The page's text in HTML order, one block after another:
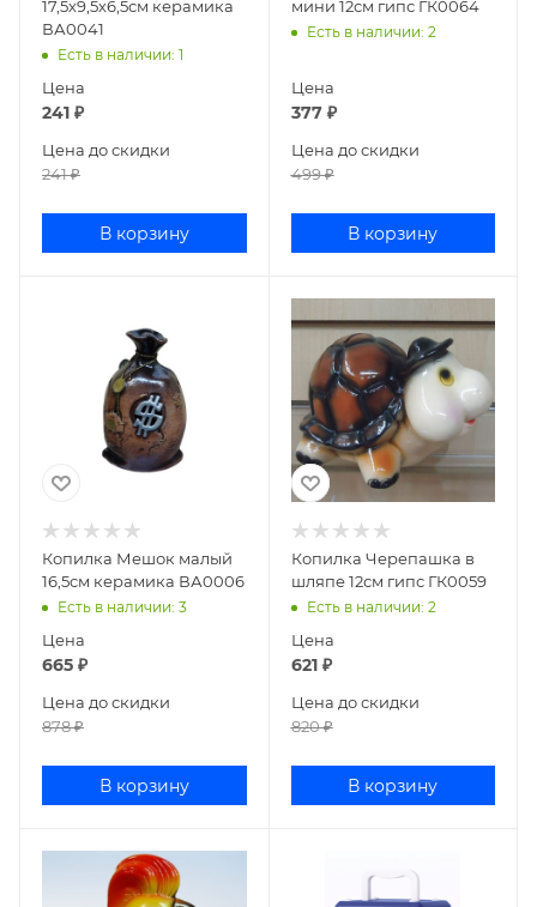
17,5х9,5х6,5см керамика
ВА0041
Есть в наличии: 1
Цена
241 ₽
Цена до скидки
241₽
В корзину
мини 12см гипс ГК0064
Есть в наличии: 2
Цена
377₽
Цена до скидки
499₽
В корзину
Копилка Мешок малый
16,5см керамика ВА0006
Есть в наличии: 3
Цена
665 ₽
Цена до скидки
878₽
В корзину
Копилка Черепашка в
шляпе 12см гипс ГК0059
Есть в наличии: 2
Цена
621₽
Цена до скидки
820₽
В корзину